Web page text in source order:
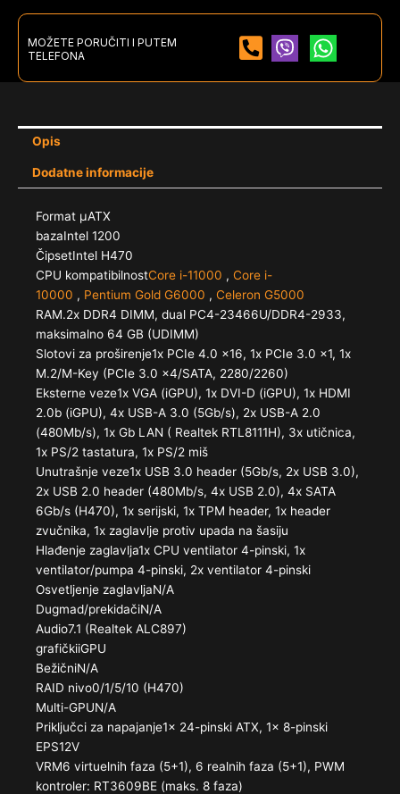
MOŽETE PORUČITI I PUTEM
TELEFONA
Opis
Dodatne informacije
Format µATX
bazaIntel 1200
ČipsetIntel H470
CPU kompatibilnostCore i-11000 , Core i-
10000 , Pentium Gold G6000 , Celeron G5000
RAM.2x DDR4 DIMM, dual PC4-23466U/DDR4-2933,
maksimalno 64 GB (UDIMM)
Slotovi za proširenje1x PCIe 4.0 x16, 1x PCIe 3.0 x1, 1x
M.2/​M-Key (PCIe 3.0 x4/​SATA, 2280/​2260)
Eksterne veze1x VGA (iGPU), 1x DVI-D (iGPU), 1x HDMI
2.0b (iGPU), 4x USB-A 3.0 (5Gb/​s), 2x USB-A 2.0
(480Mb/​s), 1x Gb LAN ( Realtek RTL8111H), 3x utičnica,
1x PS/​2 tastatura, 1x PS/​2 miš
Unutrašnje veze1x USB 3.0 header (5Gb/​s, 2x USB 3.0),
2x USB 2.0 header (480Mb/​s, 4x USB 2.0), 4x SATA
6Gb/s (H470), 1x serijski, 1x TPM header, 1x header
zvučnika, 1x zaglavlje protiv upada na šasiju
Hlađenje zaglavlja1x CPU ventilator 4-pinski, 1x
ventilator/pumpa 4-pinski, 2x ventilator 4-pinski
Osvetljenje zaglavljaN/​A
Dugmad/prekidačiN/​A
Audio7.1 (Realtek ALC897)
grafičkiiGPU
BežičniN/​A
RAID nivo0/​1/​5/​10 (H470)
Multi-GPUN/​A
Priključci za napajanje1x 24-pinski ATX, 1x 8-pinski
EPS12V
VRM6 virtuelnih faza (5+1), 6 realnih faza (5+1), PWM
kontroler: RT3609BE (maks. 8 faza)